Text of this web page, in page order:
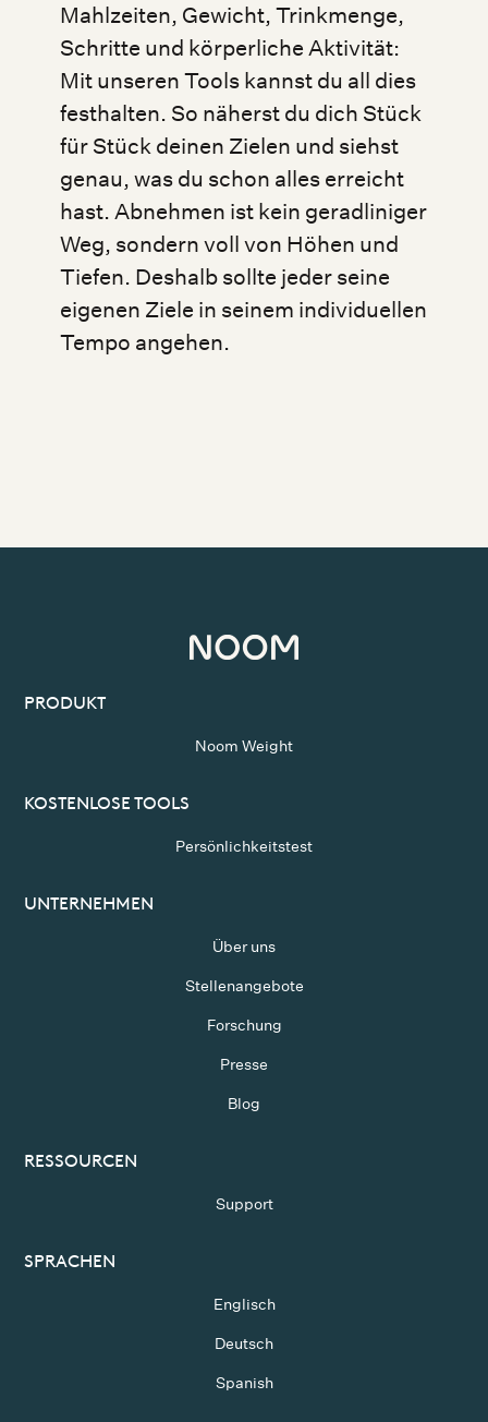
Mahlzeiten, Gewicht, Trinkmenge,
Schritte und körperliche Aktivität:
Mit unseren Tools kannst du all dies
festhalten. So näherst du dich Stück
für Stück deinen Zielen und siehst
genau, was du schon alles erreicht
hast. Abnehmen ist kein geradliniger
Weg, sondern voll von Höhen und
Tiefen. Deshalb sollte jeder seine
eigenen Ziele in seinem individuellen
Tempo angehen.
PRODUKT
Noom Weight
KOSTENLOSE TOOLS
Persönlichkeitstest
UNTERNEHMEN
Über uns
Stellenangebote
Forschung
Presse
Blog
RESSOURCEN
Support
SPRACHEN
Englisch
Deutsch
Spanish